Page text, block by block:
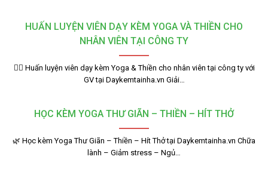
HUẤN LUYỆN VIÊN DẠY KÈM YOGA VÀ THIỀN CHO
NHÂN VIÊN TẠI CÔNG TY
🧘‍♂️ Huấn luyện viên dạy kèm Yoga & Thiền cho nhân viên tại công ty với
GV tại Daykemtainha.vn Giải…
HỌC KÈM YOGA THƯ GIÃN – THIỀN – HÍT THỞ
🌿 Học kèm Yoga Thư Giãn – Thiền – Hít Thở tại Daykemtainha.vn Chữa
lành – Giảm stress – Ngủ…